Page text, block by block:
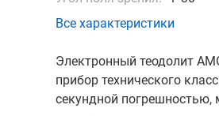
Все характеристики
Электронный теодолит
прибор технического
секундной погрешностью,